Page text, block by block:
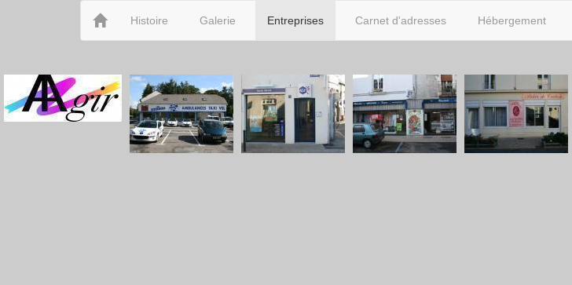
Histoire Galerie Entreprises Carnet d'adresses Hébergement